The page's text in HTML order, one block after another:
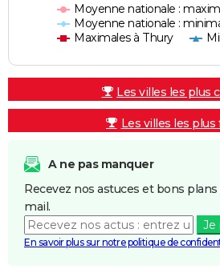
Moyenne nationale :
Moyenne nationale :
Maximales à Thury
Les villes les plus
Les villes les plus
A ne pas manquer
Recevez nos astuces et bons
mail.
Je
En savoir plus sur notre politique de